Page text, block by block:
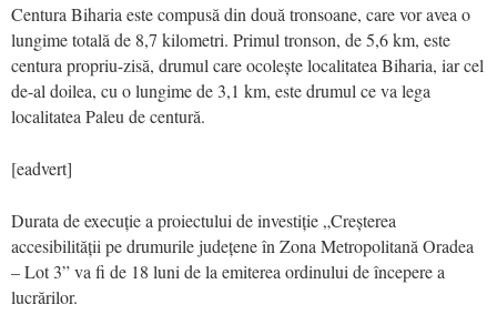
Centura Biharia este compusă din două tronsoane, care vor avea o
lungime totală de 8,7 kilometri. Primul tronson, de 5,6 km, este
centura propriu-zisă, drumul care ocolește localitatea Biharia, iar cel
de-al doilea, cu o lungime de 3,1 km, este drumul ce va lega
localitatea Paleu de centură.
[eadvert]
Durata de execuție a proiectului de investiție „Creșterea
accesibilității pe drumurile județene în Zona Metropolitană Oradea
– Lot 3” va fi de 18 luni de la emiterea ordinului de începere a
lucrărilor.